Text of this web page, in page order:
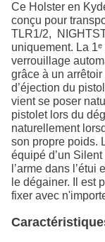
Ce Holster en
conçu pour
TLR1/2,
uniquement. La
verrouillage
grâce à un
d’éjection du
vient se poser
pistolet lors du
naturellement
son propre poids.
équipé d’un
l’arme dans
le dégainer. Il est
fixer avec